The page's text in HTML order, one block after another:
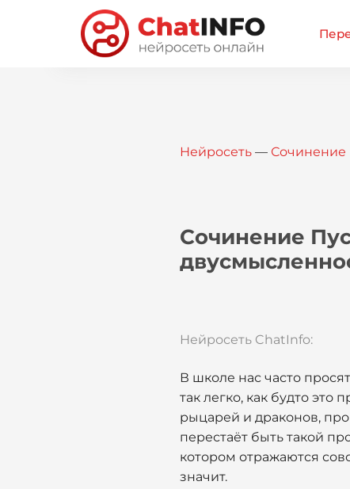
Нейросеть — Сочинение
Сочинение
Нейросеть ChatInfo:
В школе нас часто
так легко, как будто
рыцарей и драконов, про
перестаёт быть такой
котором отражаются
значит.